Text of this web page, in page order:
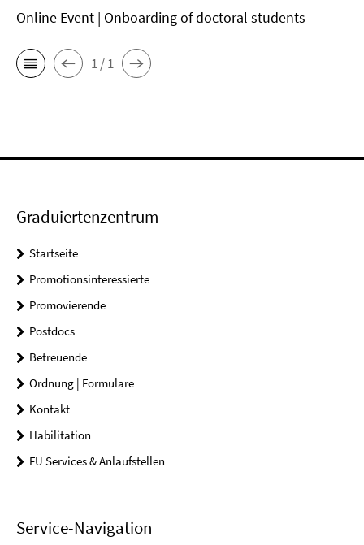
Online Event | Onboarding of doctoral students
1 / 1
Graduiertenzentrum
Startseite
Promotionsinteressierte
Promovierende
Postdocs
Betreuende
Ordnung | Formulare
Kontakt
Habilitation
FU Services & Anlaufstellen
Service-Navigation